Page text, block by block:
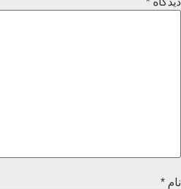
نام *